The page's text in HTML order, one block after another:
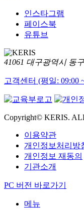
인스타그램
페이스북
유튜브
41061 대구광역시 동
고객센터 (평일: 09:00
Copyright© KERIS.
이용약관
개인정보처리방
개인정보 재동의
기관소개
PC 버전 바로가기
메뉴